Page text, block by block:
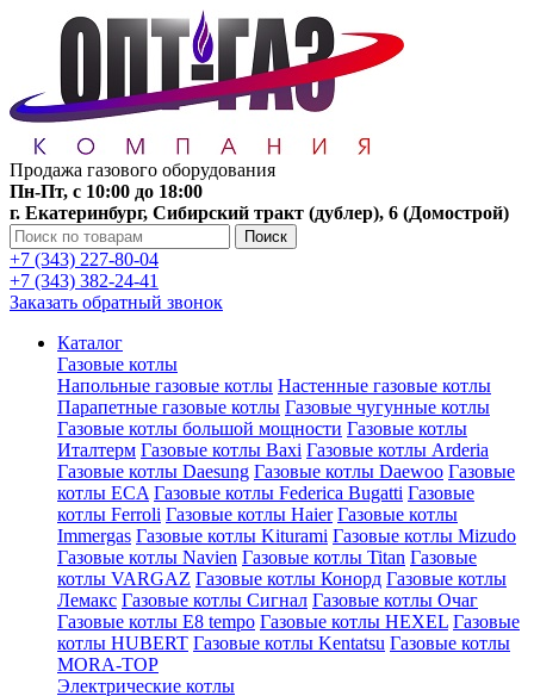
Продажа газового оборудования
Пн-Пт, с 10:00 до 18:00
г. Екатеринбург, Сибирский тракт (дублер), 6 (Домострой)
Поиск
+7 (343) 227-80-04
+7 (343) 382-24-41
Заказать обратный звонок
Каталог
Газовые котлы
Напольные газовые котлы Настенные газовые котлы
Парапетные газовые котлы Газовые чугунные котлы
Газовые котлы большой мощности Газовые котлы
Италтерм Газовые котлы Baxi Газовые котлы Arderia
Газовые котлы Daesung Газовые котлы Daewoo Газовые
котлы ECA Газовые котлы Federica Bugatti Газовые
котлы Ferroli Газовые котлы Haier Газовые котлы
Immergas Газовые котлы Kiturami Газовые котлы Mizudo
Газовые котлы Navien Газовые котлы Titan Газовые
котлы VARGAZ Газовые котлы Конорд Газовые котлы
Лемакс Газовые котлы Сигнал Газовые котлы Очаг
Газовые котлы E8 tempo Газовые котлы HEXEL Газовые
котлы HUBERT Газовые котлы Kentatsu Газовые котлы
MORA-TOP
Электрические котлы